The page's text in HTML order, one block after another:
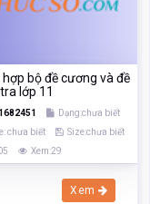
bộ đề cương và đề
lớp 11
1682451
Dạng:chưa biết
chưa biết
Size:chưa biết
Xem:29
Xem